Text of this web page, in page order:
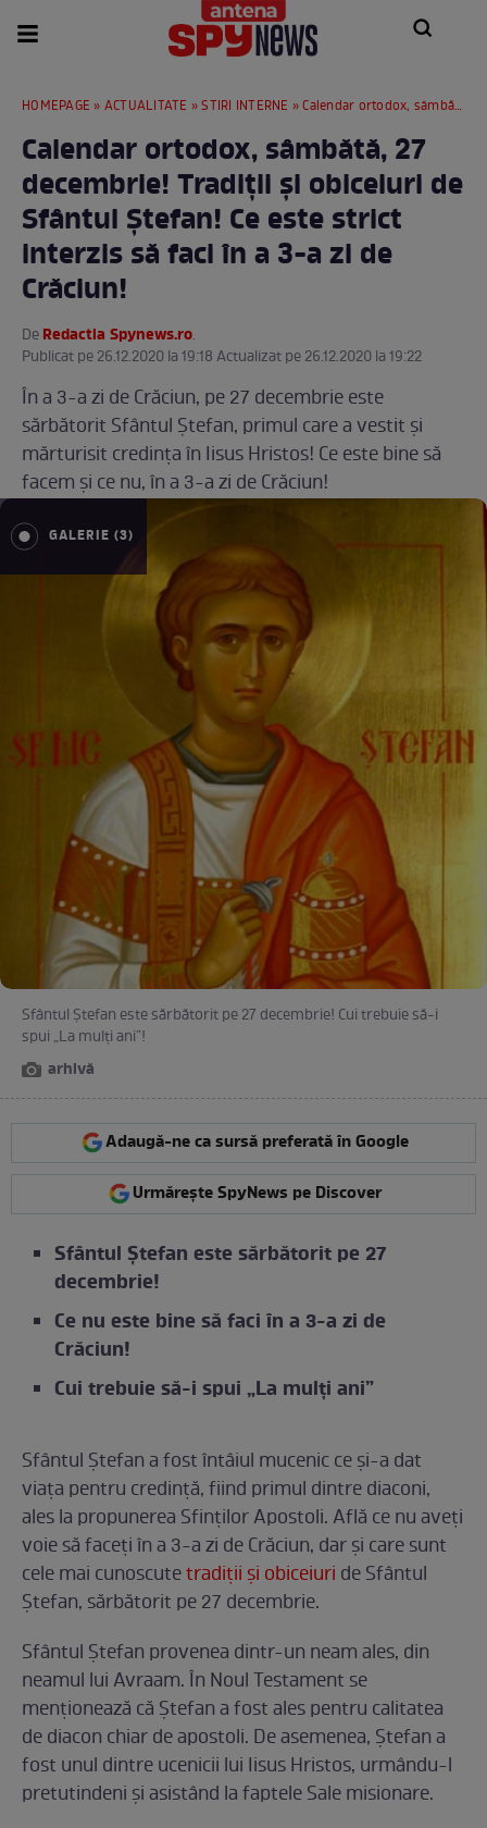
HOMEPAGE » ACTUALITATE »STIRI INTERNE » Calendar ortodox, sâmbătă, 27 decembrie! Tradiții și obiceiuri de Sfântul Ștefan! Ce este strict interzis să faci în a 3-a zi de Crăciun!
Calendar ortodox, sâmbătă, 27
decembrie! Tradiții și obiceiuri de
Sfântul Ștefan! Ce este strict
interzis să faci în a 3-a zi de
Crăciun!
DeRedactia Spynews.ro.
Publicat pe 26.12.2020 la 19:18 Actualizat pe 26.12.2020 la 19:22
În a 3-a zi de Crăciun, pe 27 decembrie este
sărbătorit Sfântul Ştefan, primul care a vestit şi
mărturisit credinţa în Iisus Hristos! Ce este bine să
facem și ce nu, în a 3-a zi de Crăciun!
GALERIE (3)
Sfântul Ștefan este sărbătorit pe 27 decembrie! Cui trebuie să-i
spui „La mulți ani”!
arhivă
Adaugă-ne ca sursă preferată în Google
Urmărește SpyNews pe Discover
Sfântul Ștefan este sărbătorit pe 27
decembrie!
Ce nu este bine să faci în a 3-a zi de
Crăciun!
Cui trebuie să-i spui „La mulți ani”
Sfântul Ștefan a fost întâiul mucenic ce și-a dat
viața pentru credință, fiind primul dintre diaconi,
ales la propunerea Sfinților Apostoli. Află ce nu aveți
voie să faceți în a 3-a zi de Crăciun, dar și care sunt
cele mai cunoscutetradiții și obiceiuri de Sfântul
Ștefan, sărbătorit pe 27 decembrie.
Sfântul Ştefan provenea dintr-un neam ales, din
neamul lui Avraam. În Noul Testament se
menţionează că Ştefan a fost ales pentru calitatea
de diacon chiar de apostoli. De asemenea, Ştefan a
fost unul dintre ucenicii lui Iisus Hristos, urmându-l
pretutindeni și asistând la faptele Sale misionare.